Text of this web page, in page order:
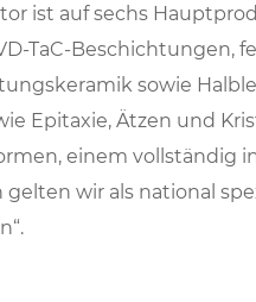
ist auf sechs
TaC-Beschichtungen,
sowie
Epitaxie, Ätzen und
einem vollständig
wir als national